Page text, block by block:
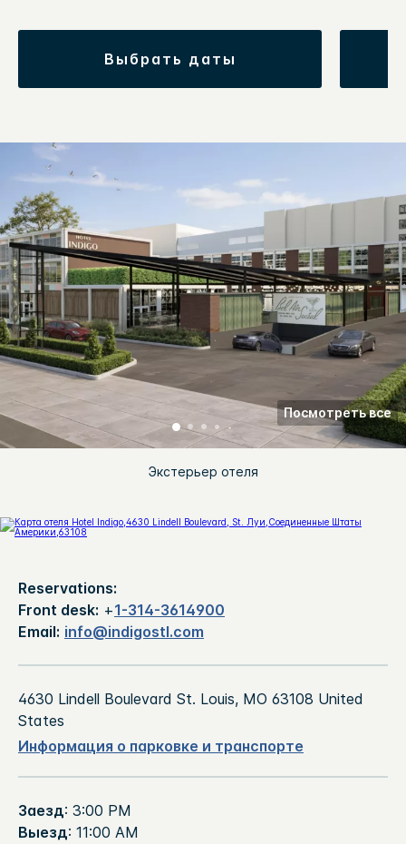
выбрать даты
Экстерьер отеля
Посмотреть все
Reservations:
Front desk: +1-314-3614900
Email: info@indigostl.com
4630 Lindell Boulevard St. Louis, MO 63108 United
States
Информация о парковке и транспорте
Заезд: 3:00 PM
Выезд: 11:00 AM